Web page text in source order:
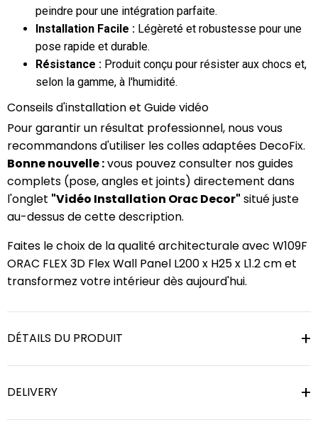
peindre pour une intégration parfaite.
Installation Facile : Légèreté et robustesse pour une
pose rapide et durable.
Résistance : Produit conçu pour résister aux chocs et,
selon la gamme, à l'humidité.
Conseils d'installation et Guide vidéo
Pour garantir un résultat professionnel, nous vous
recommandons d'utiliser les colles adaptées DecoFix.
Bonne nouvelle :vous pouvez consulter nos guides
complets (pose, angles et joints) directement dans
l'onglet "Vidéo Installation Orac Decor" situé juste
au-dessus de cette description.
Faites le choix de la qualité architecturale avec W109F
ORAC FLEX 3D Flex Wall Panel L200 x H25 x L1.2 cm et
transformez votre intérieur dès aujourd'hui.
DÉTAILS DU PRODUIT
DELIVERY